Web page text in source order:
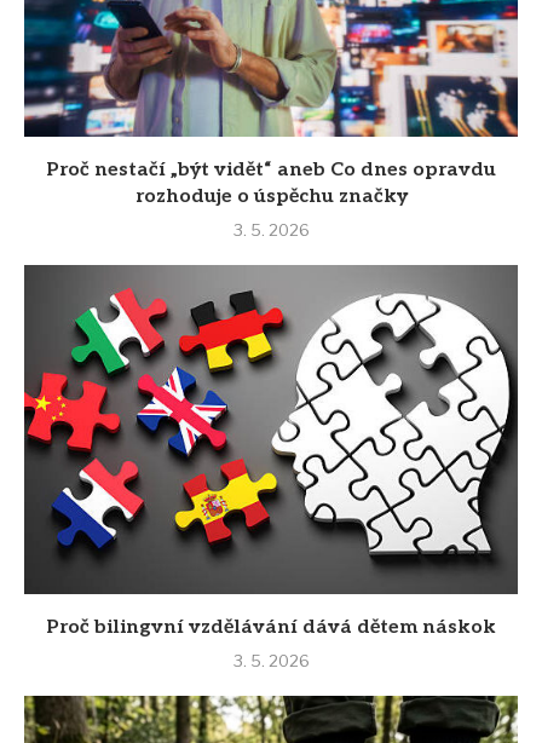
Proč nestačí „být vidět“ aneb Co dnes opravdu
rozhoduje o úspěchu značky
3. 5. 2026
Proč bilingvní vzdělávání dává dětem náskok
3. 5. 2026